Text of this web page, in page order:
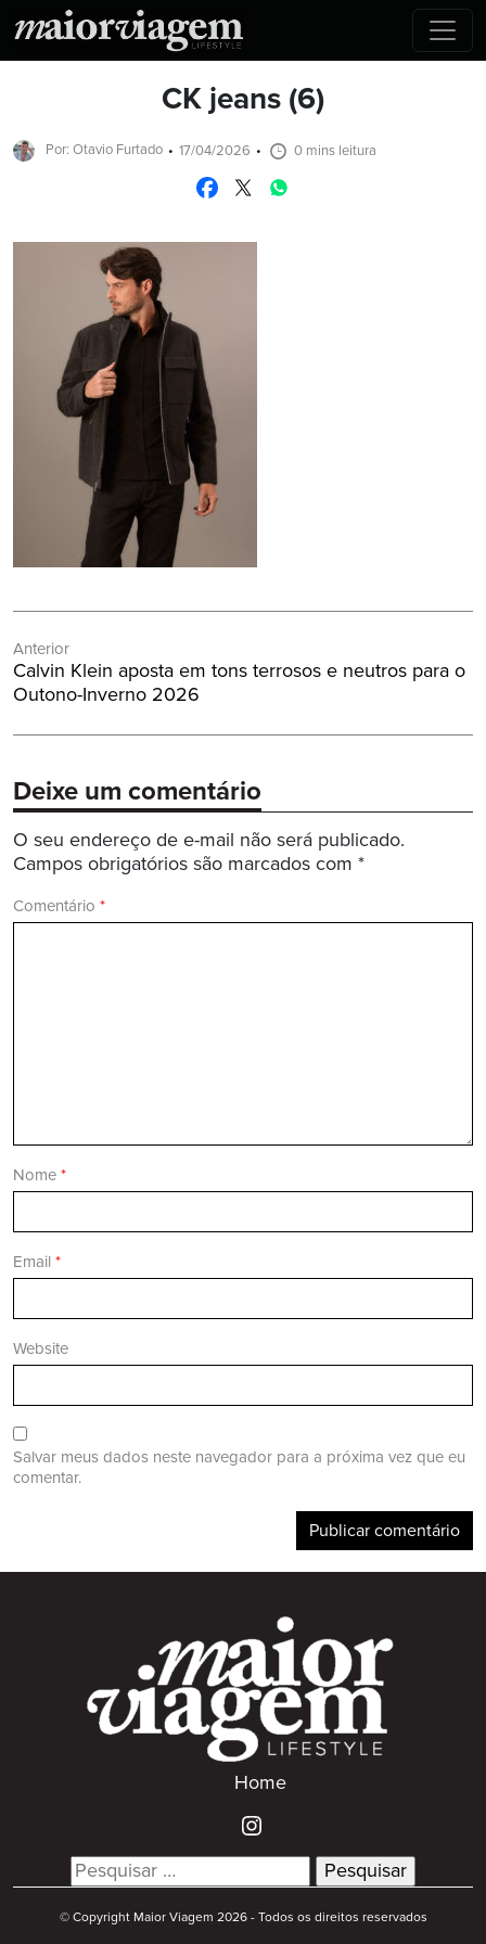
CK jeans (6)
Por: Otavio Furtado 17/04/2026 0 mins leitura
de
Post
Anterior
Post
Anterior:
Calvin Klein aposta em tons terrosos e neutros para o
Outono-Inverno 2026
Deixe um comentário
O seu endereço de e-mail não será publicado.
Campos obrigatórios são marcados com *
Comentário *
Nome *
Email *
Website
Salvar meus dados neste navegador para a próxima vez que eu
comentar.
Home
Search
for:
© Copyright Maior Viagem 2026 - Todos os direitos reservados